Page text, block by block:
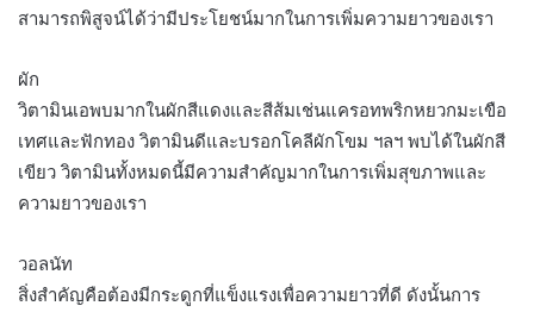
สามารถพิสูจน์ได้ว่ามีประโยชน์มากในการเพิ่มความยาวของเรา
ผัก
วิตามินเอพบมากในผักสีแดงและสีส้มเช่นแครอทพริกหยวกมะเขือ
เทศและฟักทอง วิตามินดีและบรอกโคลีผักโขม ฯลฯ พบได้ในผักสี
เขียว วิตามินทั้งหมดนี้มีความสำคัญมากในการเพิ่มสุขภาพและ
ความยาวของเรา
วอลนัท
สิ่งสำคัญคือต้องมีกระดูกที่แข็งแรงเพื่อความยาวที่ดี ดังนั้นการ